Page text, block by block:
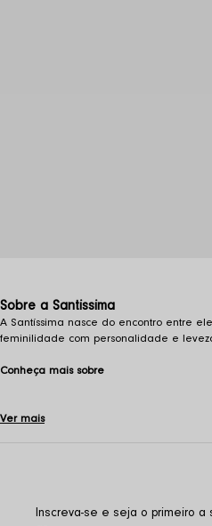
Sobre a Santissima
A Santíssima nasce do encontro entre
feminilidade com personalidade e
Conheça mais sobre
Ver mais
Inscreva-se e seja o primeiro a